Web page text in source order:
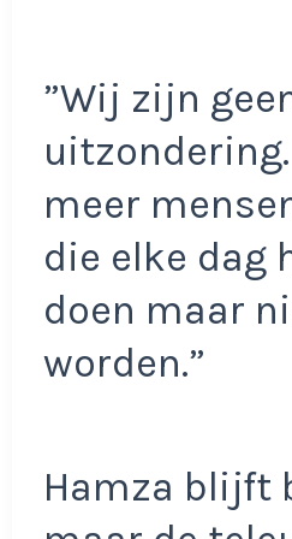
”Wij zijn
meer
die elke dag
doen maar
worden.”
Hamza blijft